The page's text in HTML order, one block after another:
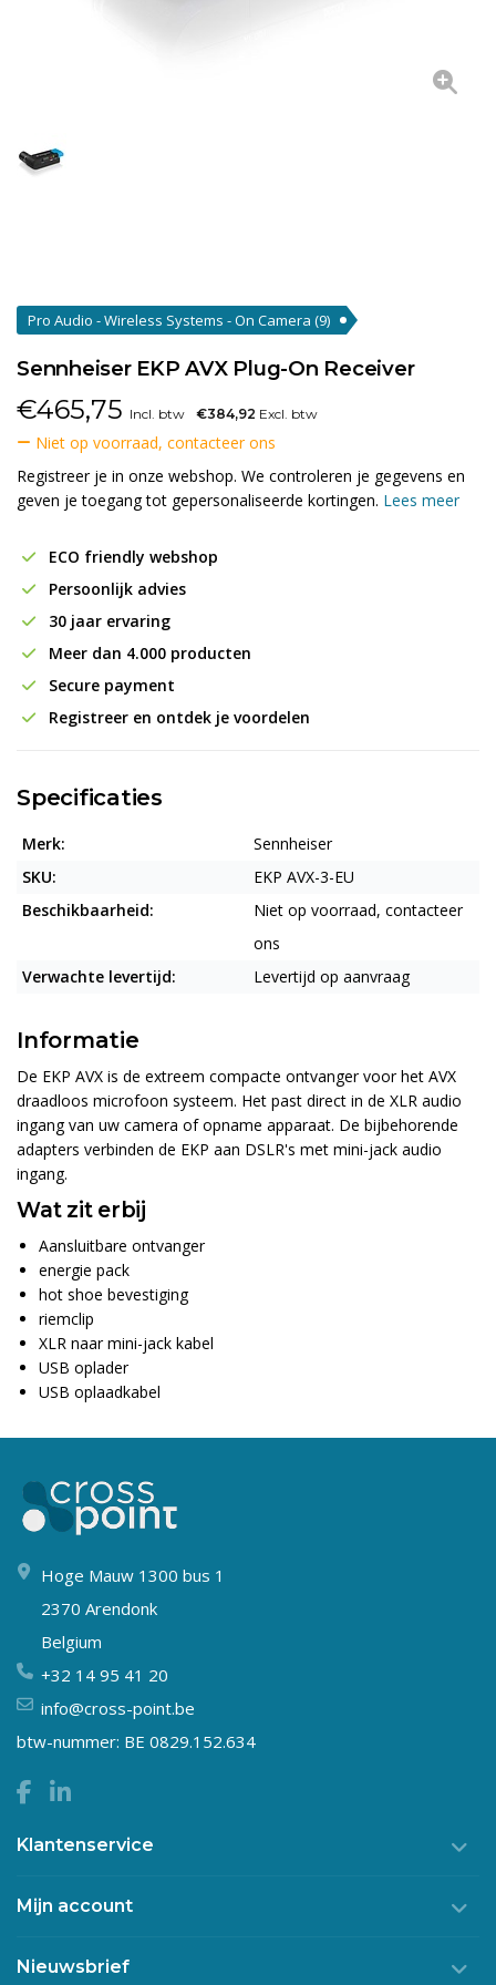
Pro Audio - Wireless Systems - On Camera (9)
Sennheiser EKP AVX Plug-On Receiver
€465,75 Incl. btw €384,92 Excl. btw
Niet op voorraad, contacteer ons
Registreer je in onze webshop. We controleren je gegevens en
geven je toegang tot gepersonaliseerde kortingen. Lees meer
ECO friendly webshop
Persoonlijk advies
30 jaar ervaring
Meer dan 4.000 producten
Secure payment
Registreer en ontdek je voordelen
Specificaties
Merk:
Sennheiser
SKU:
EKP AVX-3-EU
Beschikbaarheid:
Niet op voorraad, contacteer
ons
Verwachte levertijd:
Levertijd op aanvraag
Informatie
De EKP AVX is de extreem compacte ontvanger voor het AVX
draadloos microfoon systeem. Het past direct in de XLR audio
ingang van uw camera of opname apparaat. De bijbehorende
adapters verbinden de EKP aan DSLR's met mini-jack audio
ingang.
Wat zit erbij
Aansluitbare ontvanger
energie pack
hot shoe bevestiging
riemclip
XLR naar mini-jack kabel
USB oplader
USB oplaadkabel
Hoge Mauw 1300 bus 1
2370 Arendonk
Belgium
+32 14 95 41 20
info@cross-point.be
btw-nummer: BE 0829.152.634
Klantenservice
Mijn account
Nieuwsbrief